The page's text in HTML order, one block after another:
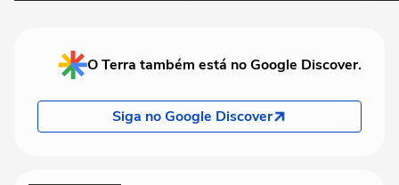
O Terra também está no Google Discover.
Siga no Google Discover